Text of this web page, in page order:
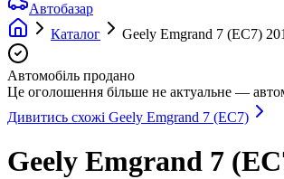
Автобазар
Каталог
Geely Emgrand 7 (EC7)
Автомобіль продано
Це оголошення більше не актуальне —
Дивитись схожі Geely Emgrand 7 (EC7)
Geely Emgrand 7